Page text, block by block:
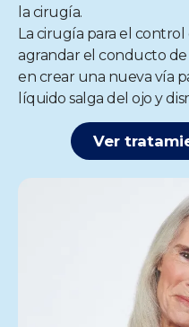
la cirugía.
La cirugía para el
agrandar el conducto
en crear una nueva vía
líquido salga del ojo y
Ver